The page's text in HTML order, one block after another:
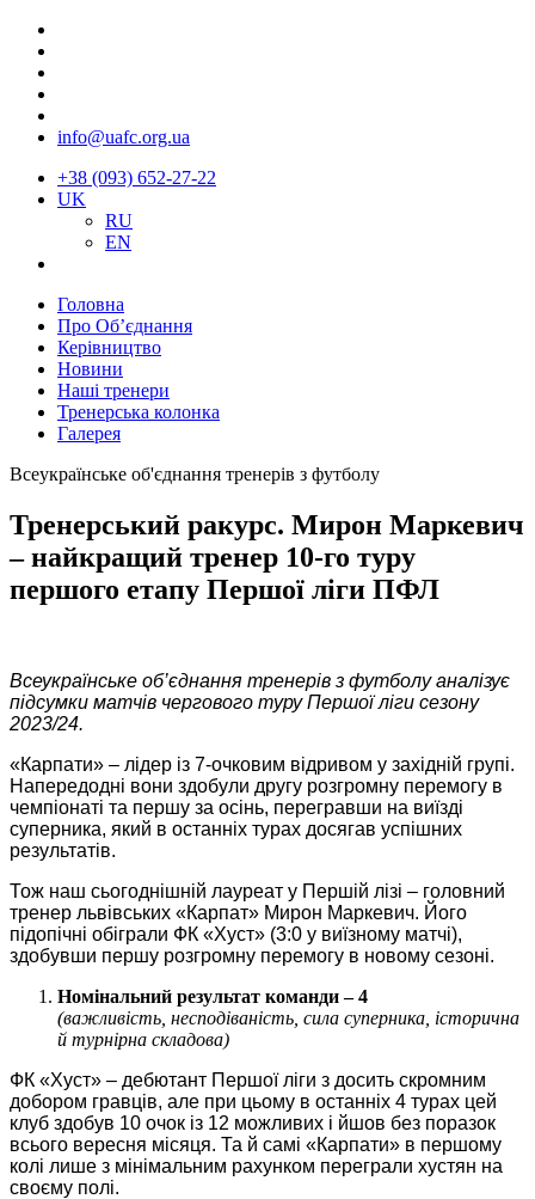
info@uafc.org.ua
+38 (093) 652-27-22
UK
RU
EN
Головна
Про Об’єднання
Керівництво
Новини
Наші тренери
Тренерська колонка
Галерея
Всеукраїнське об'єднання тренерів з футболу
Тренерський ракурс. Мирон Маркевич
– найкращий тренер 10-го туру
першого етапу Першої ліги ПФЛ
Всеукраїнське об’єднання тренерів з футболу аналізує
підсумки матчів чергового туру Першої ліги сезону
2023/24.
«Карпати» ‒ лідер із 7-очковим відривом у західній групі.
Напередодні вони здобули другу розгромну перемогу в
чемпіонаті та першу за осінь, перегравши на виїзді
суперника, який в останніх турах досягав успішних
результатів.
Тож наш сьогоднішній лауреат у Першій лізі – головний
тренер львівських «Карпат» Мирон Маркевич. Його
підопічні обіграли ФК «Хуст» (3:0 у виїзному матчі),
здобувши першу розгромну перемогу в новому сезоні.
Номінальний результат команди – 4
(важливість, несподіваність, сила суперника, історична
й турнірна складова)
ФК «Хуст» ‒ дебютант Першої ліги з досить скромним
добором гравців, але при цьому в останніх 4 турах цей
клуб здобув 10 очок із 12 можливих і йшов без поразок
всього вересня місяця. Та й самі «Карпати» в першому
колі лише з мінімальним рахунком переграли хустян на
своєму полі.